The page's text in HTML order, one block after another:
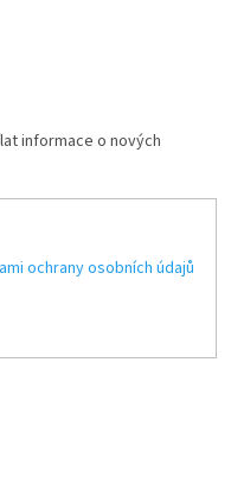
informace o nových
ochrany osobních údajů